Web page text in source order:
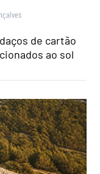
de cartão
ao sol